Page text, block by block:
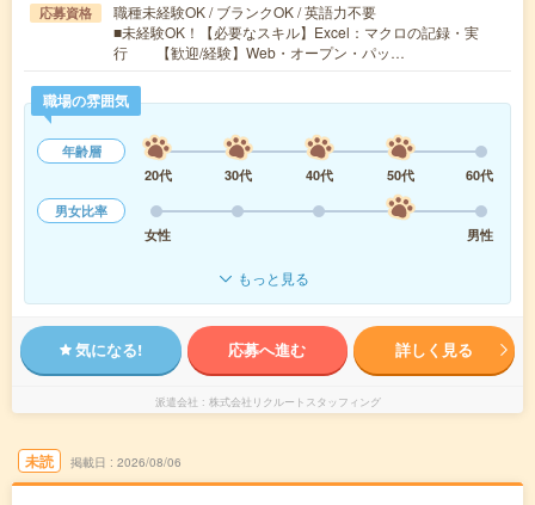
応募資格
職種未経験OK / ブランクOK / 英語力不要
■未経験OK！【必要なスキル】Excel：マクロの記録・実
行 【歓迎/経験】Web・オープン・パッ…
職場の雰囲気
年齢層
20代
30代 40代 50代
60代
男女比率
女性
男性
もっと見る
気になる! 応募へ進む 詳しく見る
派遣会社 株式会社リクルートスタッフィング
未読 掲載日 2026/08/06